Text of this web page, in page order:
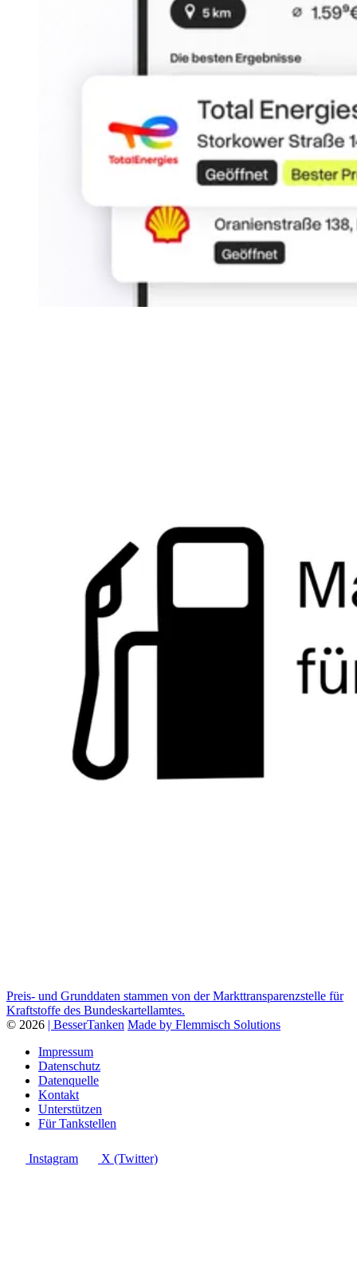
Preis- und Grunddaten stammen von der Markttransparenzstelle für
Kraftstoffe des Bundeskartellamtes.
© 2026 | BesserTanken Made by Flemmisch Solutions
Impressum
Datenschutz
Datenquelle
Kontakt
Unterstützen
Für Tankstellen
Instagram X (Twitter)